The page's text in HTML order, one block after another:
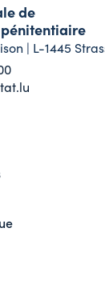
de
| L-1445